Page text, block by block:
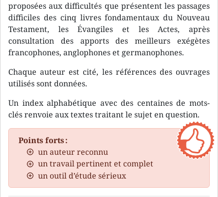
proposées aux difficultés que présentent les passages
difficiles des cinq livres fondamentaux du Nouveau
Testament, les Évangiles et les Actes, après
consultation des apports des meilleurs exégètes
francophones, anglophones et germanophones.
Chaque auteur est cité, les références des ouvrages
utilisés sont données.
Un index alphabétique avec des centaines de mots-
clés renvoie aux textes traitant le sujet en question.
Points forts :
un auteur reconnu
un travail pertinent et complet
un outil d’étude sérieux